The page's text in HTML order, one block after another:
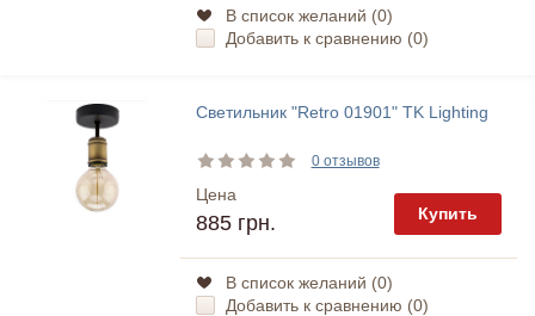
В список желаний (0)
Добавить к сравнению (0)
Светильник "Retro 01901" TK Lighting
0 отзывов
Цена
885 грн. Купить
В список желаний (0)
Добавить к сравнению (0)